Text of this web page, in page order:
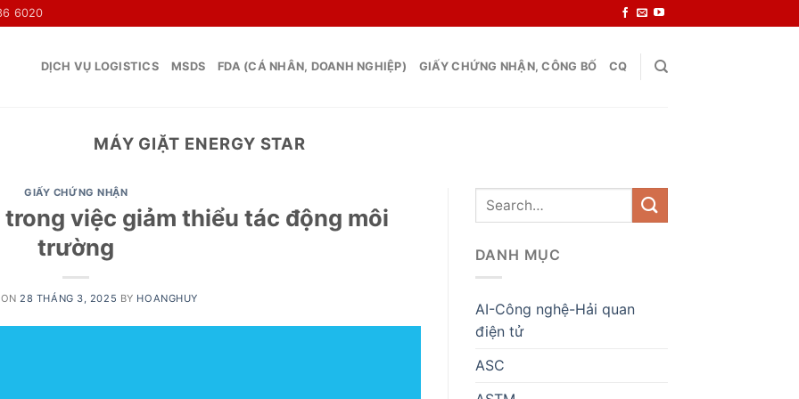
6020
DỊCH VỤ LOGISTICS MSDS FDA (CÁ NHÂN, DOANH NGHIỆP) GIẤY CHỨNG NHẬN, CÔNG BỐ CQ
MÁY GIẶT ENERGY STAR
GIẤY CHỨNG NHẬN
việc giảm thiểu tác động môi
trường
28 THÁNG 3, 2025 BY HOANGHUY
DANH MỤC
AI-Công nghệ-Hải quan
điện tử
ASC